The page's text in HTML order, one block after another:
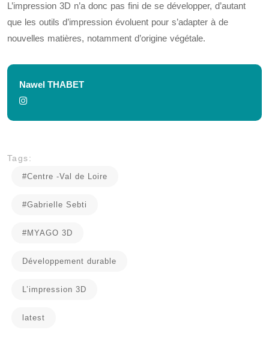
L’impression 3D n’a donc pas fini de se développer, d’autant
que les outils d’impression évoluent pour s’adapter à de
nouvelles matières, notamment d’origine végétale.
Nawel THABET
Tags:
#Centre -Val de Loire
#Gabrielle Sebti
#MYAGO 3D
Développement durable
L’impression 3D
latest